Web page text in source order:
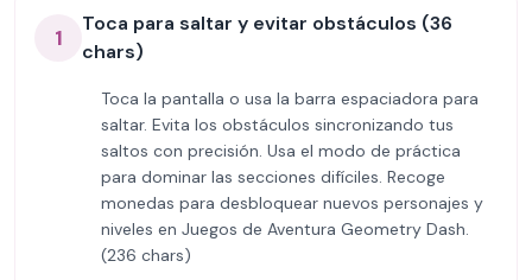
1
Toca para saltar y evitar obstáculos (36
chars)
Toca la pantalla o usa la barra espaciadora para
saltar. Evita los obstáculos sincronizando tus
saltos con precisión. Usa el modo de práctica
para dominar las secciones difíciles. Recoge
monedas para desbloquear nuevos personajes y
niveles en Juegos de Aventura Geometry Dash.
(236 chars)